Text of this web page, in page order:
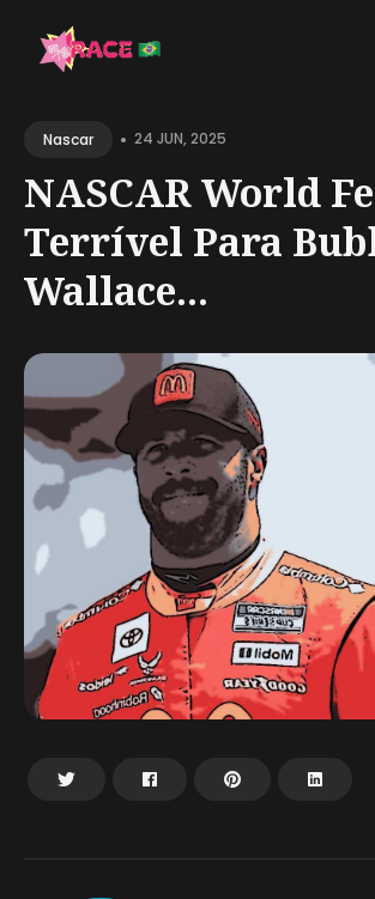
forNascar • 24 JUN, 2025
NASCAR World
Terrível Para
Wallace...